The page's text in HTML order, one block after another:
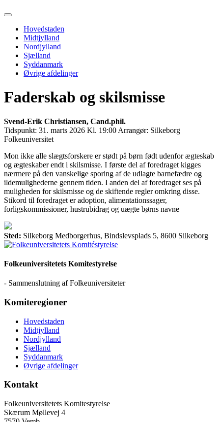
Primary
Hovedstaden
Midtjylland
Nordjylland
Sjælland
Syddanmark
Øvrige afdelinger
Faderskab og skilsmisse
Svend-Erik Christiansen, Cand.phil.
Tidspunkt: 31. marts 2026 Kl. 19:00 Arrangør: Silkeborg
Folkeuniversitet
Mon ikke alle slægtsforskere er stødt på børn født udenfor ægteskab
og ægteskaber endt i skilsmisse. I første del af foredraget kigges
nærmere på den vanskelige sporing af de udlagte barnefædre og
ildemulighederne gennem tiden. I anden del af foredraget ses på
muligheden for skilsmisse og de skiftende regler omkring disse.
Stikord til foredraget er adoption, alimentationssager,
forligskommissioner, hustrubidrag og uægte børns navne
Sted: Silkeborg Medborgerhus, Bindslevsplads 5, 8600 Silkeborg
Folkeuniversitetets Komitestyrelse
- Sammenslutning af Folkeuniversiteter
Komiteregioner
Hovedstaden
Midtjylland
Nordjylland
Sjælland
Syddanmark
Øvrige afdelinger
Kontakt
Folkeuniversitetets Komitestyrelse
Skærum Møllevej 4